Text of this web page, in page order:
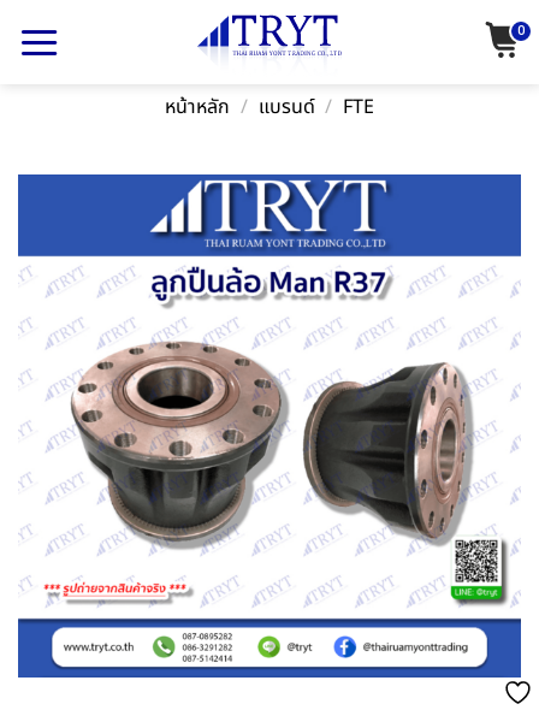
0
หน้าหลัก / แบรนด์ / FTE